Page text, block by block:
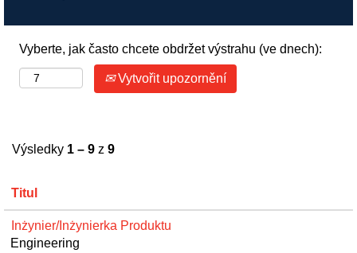
Vyberte, jak často chcete obdržet výstrahu (ve dnech):
Vytvořit upozornění
Výsledky 1 – 9 z 9
Titul
Inżynier/Inżynierka Produktu
Engineering